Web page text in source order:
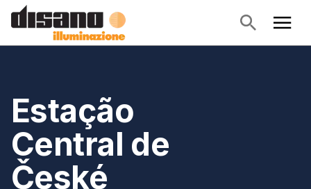
Estação
Central de
České